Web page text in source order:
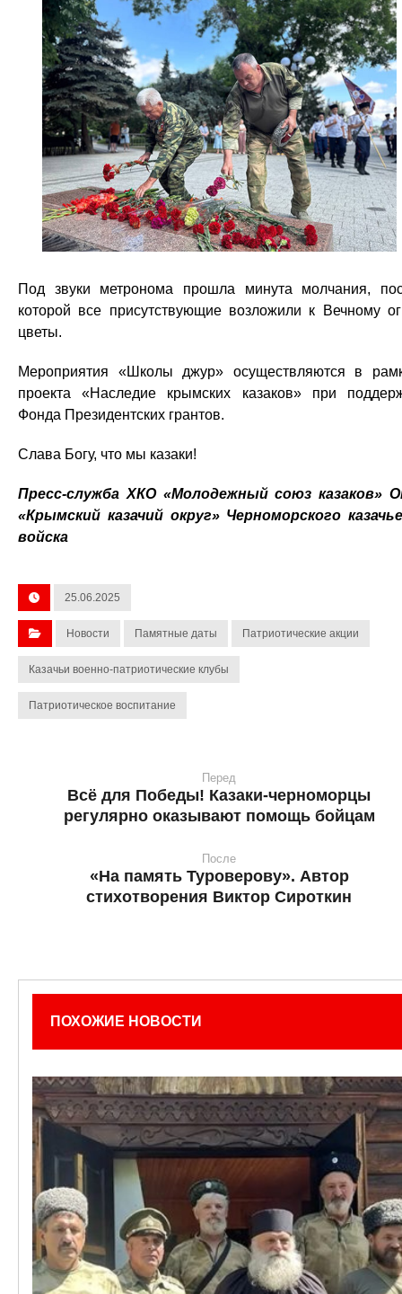
Под звуки метронома прошла минута молчания,
которой все присутствующие возложили к Вечному
цветы.
Мероприятия «Школы джур» осуществляются в
проекта «Наследие крымских казаков» при
Фонда Президентских грантов.
Слава Богу, что мы казаки!
Пресс-служба ХКО «Молодежный союз казаков»
«Крымский казачий округ» Черноморского
войска
25.06.2025
Новости Памятные даты Патриотические акции
Казачьи военно-патриотические клубы
Патриотическое воспитание
Перед
Всё для Победы! Казаки-черноморцы
регулярно оказывают помощь бойцам
После
«На память Туроверову». Автор
стихотворения Виктор Сироткин
ПОХОЖИЕ НОВОСТИ